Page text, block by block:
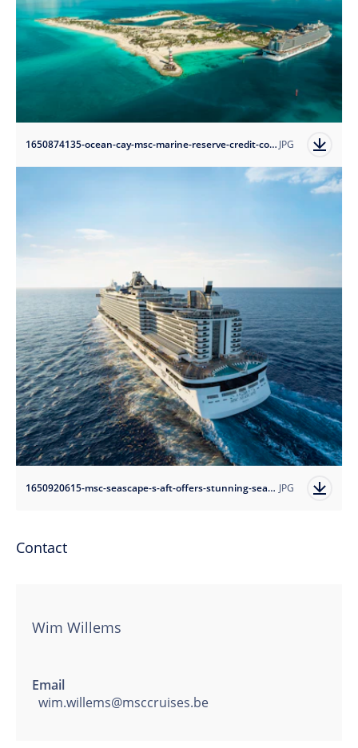
1650874135-ocean-cay-msc-marine-reserve-credit-conrad-schutt?auto=format JPG
1650920615-msc-seascape-s-aft-offers-stunning-sea-views?auto=format JPG
Contact
Wim Willems
Email
wim.willems@msccruises.be